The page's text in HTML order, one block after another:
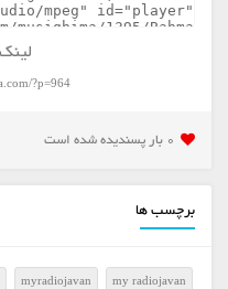
?p=964
0 بار پسنديده شده است
برچسب ها
my radiojavan
myradiojavan